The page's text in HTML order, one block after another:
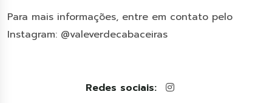
Para mais informações, entre em contato pelo
Instagram: @valeverdecabaceiras
Redes sociais: